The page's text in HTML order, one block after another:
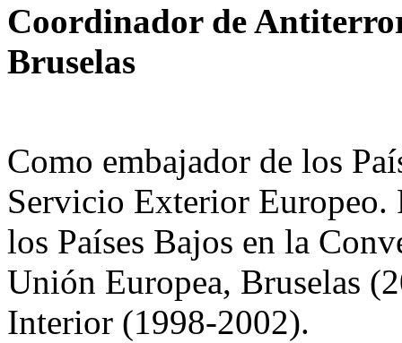
Coordinador de
Bruselas
Como embajador de los
Servicio Exterior Europeo.
los Países Bajos en la
Unión Europea, Bruselas
Interior (1998-2002).